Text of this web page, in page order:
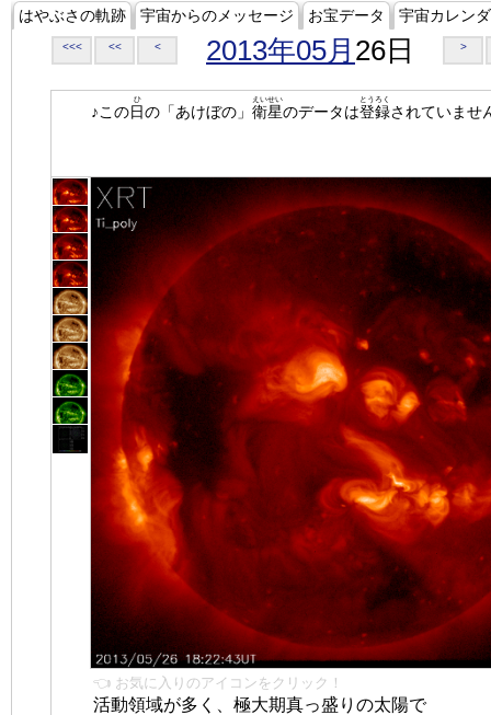
はやぶさの軌跡 宇宙からのメッセージ お宝データ 宇宙カレン
<<< << < 2013年05月 26日 >
♪この日
ひ
の「あけぼの」 衛星
えいせい
のデータは登録
とうろく
されていませ
👈 お気に入りのアイコンをクリック！
活動領域が多く、極大期真っ盛りの太陽で